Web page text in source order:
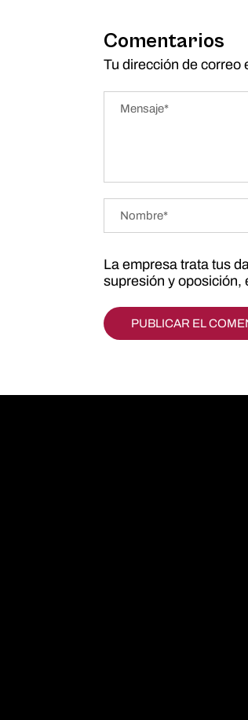
Comentarios
Tu dirección de correo
La empresa trata tus
supresión y oposición,